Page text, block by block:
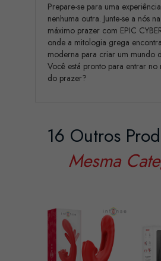
Prepare-se para uma
nenhuma outra. Junte-se a nós
máximo prazer com EPIC
onde a mitologia grega
moderna para criar um mundo
Você está pronto para entrar no
do prazer?
16 Outros
Mesma